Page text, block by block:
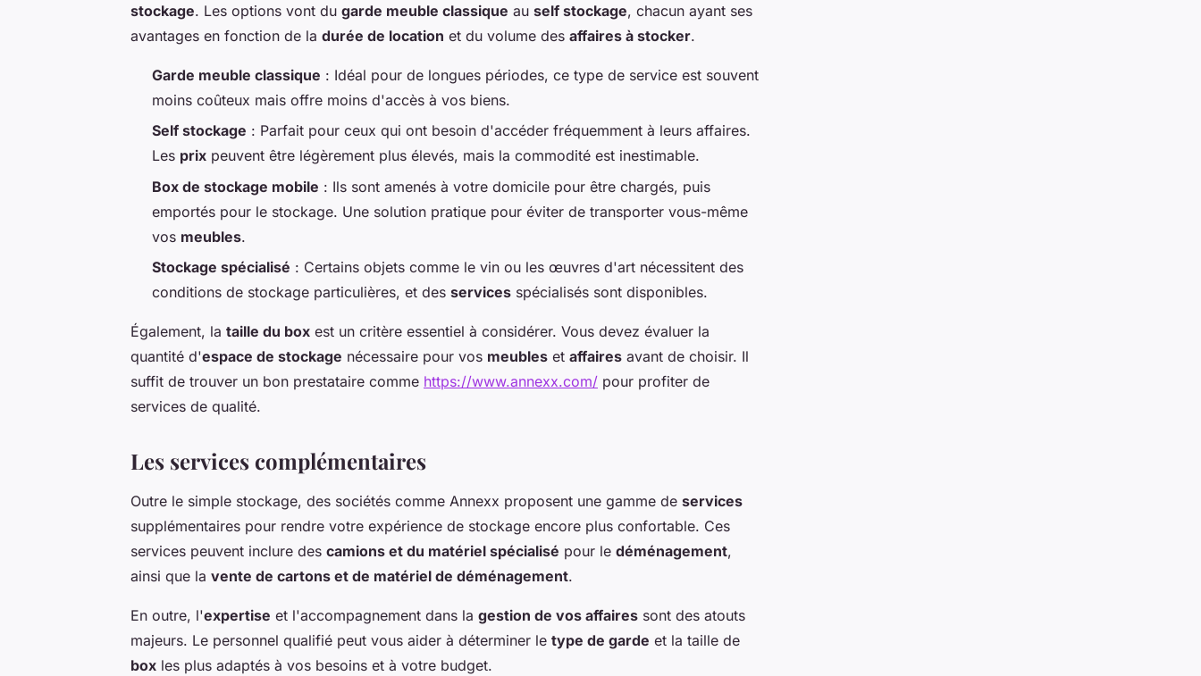
stockage. Les options vont du garde meuble classique au self stockage, chacun ayant ses
avantages en fonction de la durée de location et du volume des affaires à stocker.
Garde meuble classique : Idéal pour de longues périodes, ce type de service est souvent
moins coûteux mais offre moins d'accès à vos biens.
Self stockage : Parfait pour ceux qui ont besoin d'accéder fréquemment à leurs affaires.
Les prix peuvent être légèrement plus élevés, mais la commodité est inestimable.
Box de stockage mobile : Ils sont amenés à votre domicile pour être chargés, puis
emportés pour le stockage. Une solution pratique pour éviter de transporter vous-même
vos meubles.
Stockage spécialisé : Certains objets comme le vin ou les œuvres d'art nécessitent des
conditions de stockage particulières, et des services spécialisés sont disponibles.
Également, la taille du box est un critère essentiel à considérer. Vous devez évaluer la
quantité d'espace de stockage nécessaire pour vos meubles et affaires avant de choisir. Il
suffit de trouver un bon prestataire comme https://www.annexx.com/ pour profiter de
services de qualité.
Les services complémentaires
Outre le simple stockage, des sociétés comme Annexx proposent une gamme de services
supplémentaires pour rendre votre expérience de stockage encore plus confortable. Ces
services peuvent inclure des camions et du matériel spécialisé pour le déménagement,
ainsi que la vente de cartons et de matériel de déménagement.
En outre, l'expertise et l'accompagnement dans la gestion de vos affaires sont des atouts
majeurs. Le personnel qualifié peut vous aider à déterminer le type de garde et la taille de
box les plus adaptés à vos besoins et à votre budget.